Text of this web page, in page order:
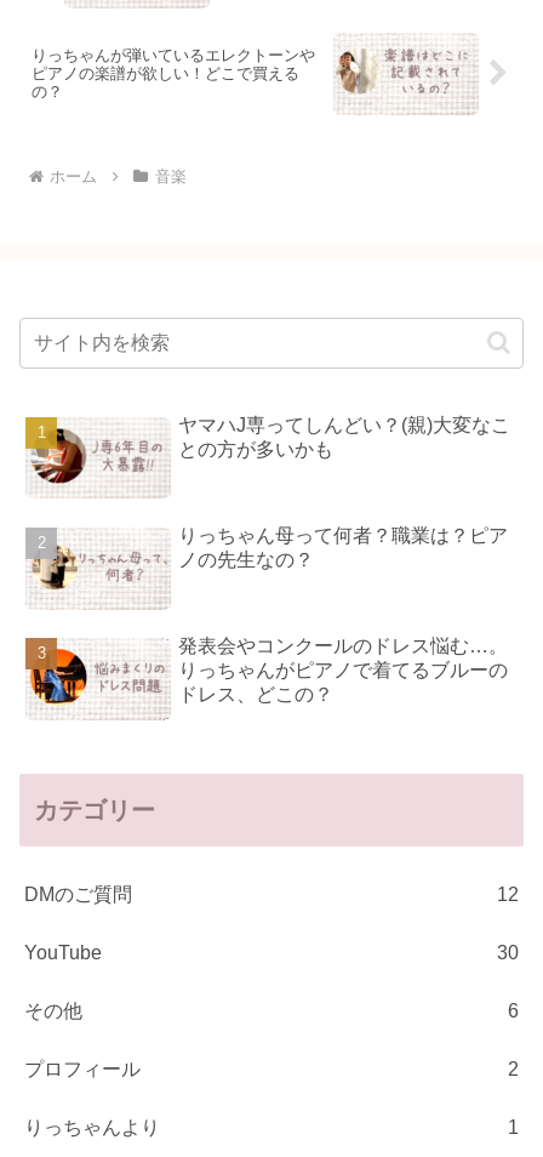
りっちゃんが弾いているエレクトーンや
ピアノの楽譜が欲しい！どこで買える
の？
ホーム 音楽
ヤマハJ専ってしんどい？(親)大変なこ
との方が多いかも
りっちゃん母って何者？職業は？ピア
ノの先生なの？
発表会やコンクールのドレス悩む…。
りっちゃんがピアノで着てるブルーの
ドレス、どこの？
カテゴリー
DMのご質問 12
YouTube 30
その他 6
プロフィール 2
りっちゃんより 1